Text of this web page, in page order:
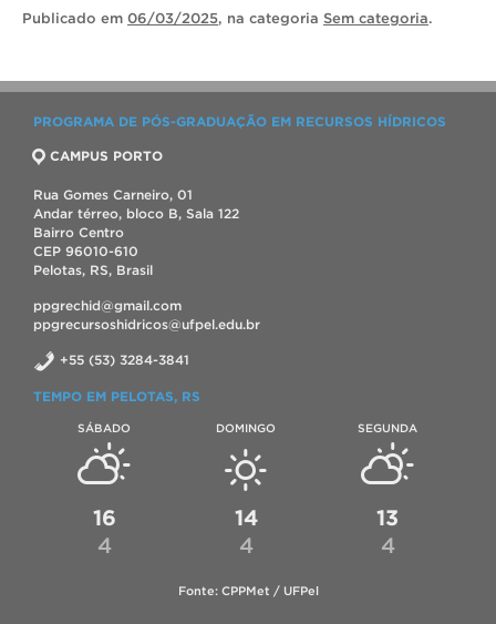
Publicado em 06/03/2025, na categoria Sem categoria.
PROGRAMA DE PÓS-GRADUAÇÃO EM RECURSOS HÍDRICOS
CAMPUS PORTO
Rua Gomes Carneiro, 01
Andar térreo, bloco B, Sala 122
Bairro Centro
CEP 96010-610
Pelotas, RS, Brasil
ppgrechid@gmail.com
ppgrecursoshidricos@ufpel.edu.br
+55 (53) 3284-3841
TEMPO EM PELOTAS, RS
SÁBADO
16
4
DOMINGO
14
4
SEGUNDA
13
4
Fonte: CPPMet / UFPel